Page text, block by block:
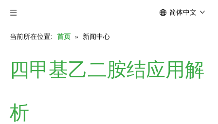
简体中文
当前所在位置: 首页 » 新闻中心
四甲基乙二胺结应用解
析